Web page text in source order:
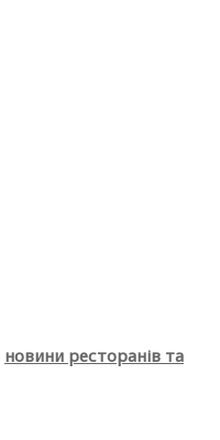
новини ресторанів та